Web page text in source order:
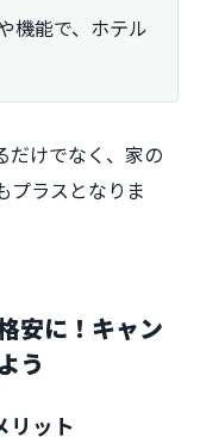
機能で、ホテル
だけでなく、家の
プラスとなりま
安に！キャン
う
リット